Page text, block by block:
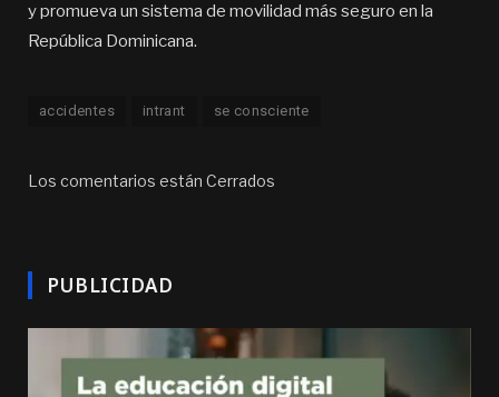
y promueva un sistema de movilidad más seguro en la
República Dominicana.
accidentes intrant se consciente
Los comentarios están Cerrados
PUBLICIDAD